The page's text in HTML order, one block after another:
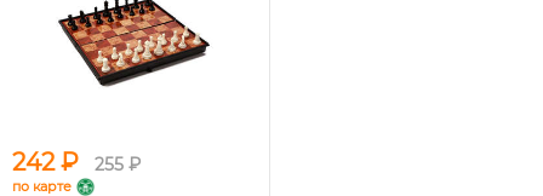
242 ₽ 255 ₽
по карте